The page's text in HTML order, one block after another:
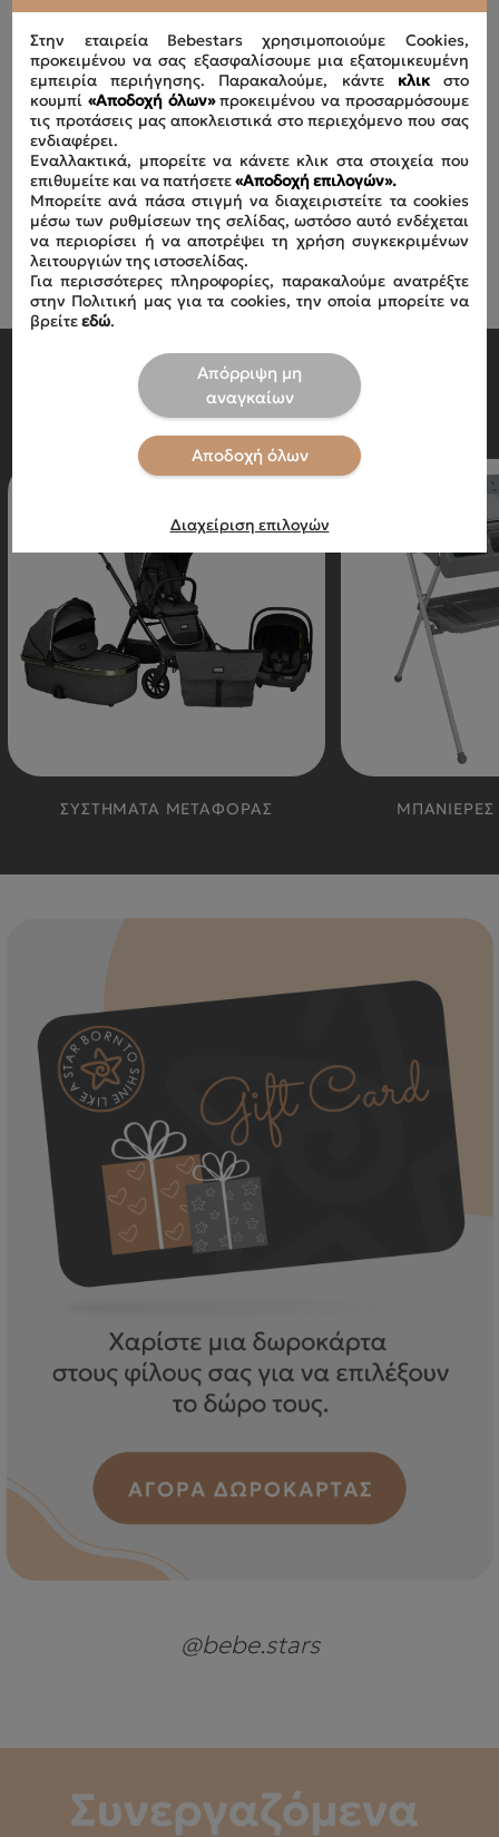
SHOP BY CATEGORY
ΣΥΣΤΗΜΑΤΑ ΜΕΤΑΦΟΡΑΣ ΜΠΑΝΙΕΡΕΣ
@bebe.stars
Στην εταιρεία Bebestars χρησιμοποιούμε Cookies,
προκειμένου να σας εξασφαλίσουμε μια εξατομικευμένη
εμπειρία περιήγησης. Παρακαλούμε, κάντε κλικ στο
κουμπί «Αποδοχή όλων»προκειμένου να προσαρμόσουμε
τις προτάσεις μας αποκλειστικά στο περιεχόμενο που σας
ενδιαφέρει.
Εναλλακτικά, μπορείτε να κάνετε κλικ στα στοιχεία που
επιθυμείτε και να πατήσετε«Αποδοχή επιλογών».
Μπορείτε ανά πάσα στιγμή να διαχειριστείτε τα cookies
μέσω των ρυθμίσεων της σελίδας, ωστόσο αυτό ενδέχεται
να περιορίσει ή να αποτρέψει τη χρήση συγκεκριμένων
λειτουργιών της ιστοσελίδας.
Για περισσότερες πληροφορίες, παρακαλούμε ανατρέξτε
στην Πολιτική μας για τα cookies, την οποία μπορείτε να
βρείτεεδώ.
Απόρριψη μη
αναγκαίων
Αποδοχή όλων
Διαχείριση επιλογών